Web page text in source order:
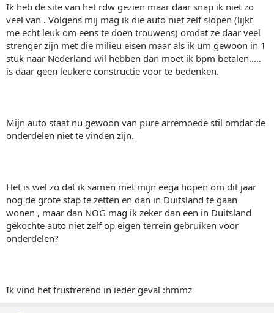
Ik heb de site van het rdw gezien maar daar snap ik niet zo
veel van . Volgens mij mag ik die auto niet zelf slopen (lijkt
me echt leuk om eens te doen trouwens) omdat ze daar veel
strenger zijn met die milieu eisen maar als ik um gewoon in 1
stuk naar Nederland wil hebben dan moet ik bpm betalen.....
is daar geen leukere constructie voor te bedenken.
Mijn auto staat nu gewoon van pure arremoede stil omdat de
onderdelen niet te vinden zijn.
Het is wel zo dat ik samen met mijn eega hopen om dit jaar
nog de grote stap te zetten en dan in Duitsland te gaan
wonen , maar dan NOG mag ik zeker dan een in Duitsland
gekochte auto niet zelf op eigen terrein gebruiken voor
onderdelen?
Ik vind het frustrerend in ieder geval :hmmz